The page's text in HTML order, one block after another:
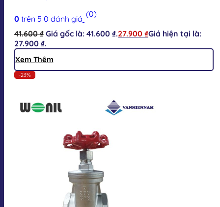
0 trên 5 0 đánh giá (0)
41.600₫ Giá gốc là: 41.600 ₫.27.900 ₫Giá hiện tại là:
27.900 ₫.
Xem Thêm
-23%